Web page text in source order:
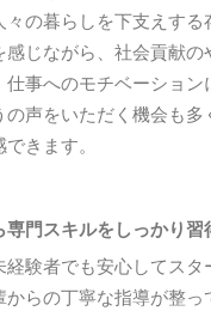
々の暮らしを下支えする
感じながら、社会貢献の
仕事へのモチベーション
の声をいただく機会も多
きます。
専門スキルをしっかり習
経験者でも安心してスタ
からの丁寧な指導が整っ